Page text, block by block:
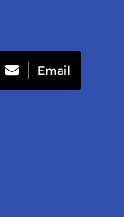
Email